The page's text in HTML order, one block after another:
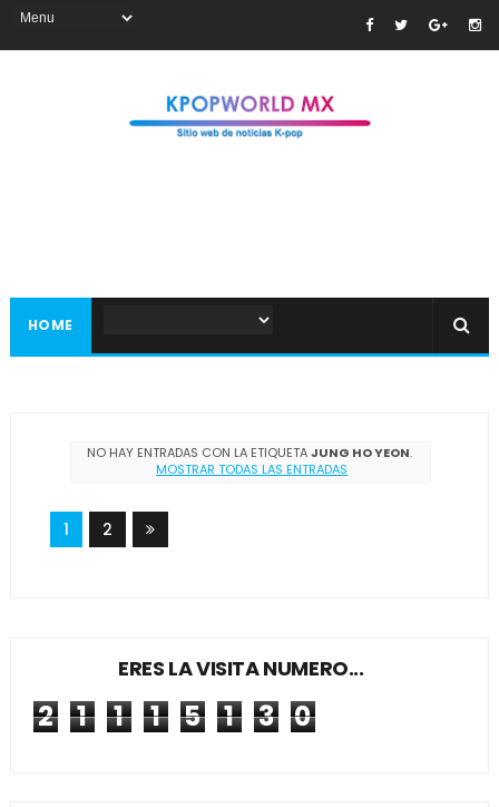
HOME
NO HAY ENTRADAS CON LA ETIQUETAJUNG HO YEON.
MOSTRAR TODAS LAS ENTRADAS
1 2
ERES LA VISITA NUMERO...
2 1 1 1 5 1 3 0